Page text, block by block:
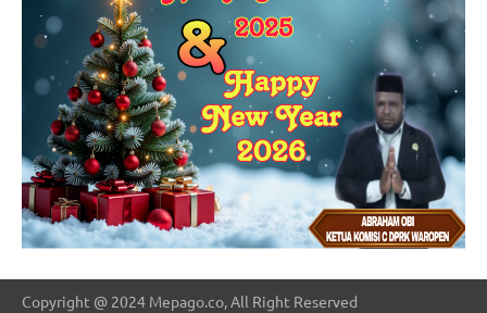
Copyright @ 2024 Mepago.co, All Right Reserved